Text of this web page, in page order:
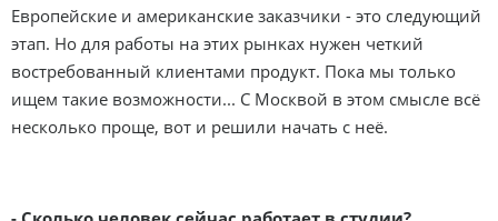
Европейские и американские заказчики - это следующий
этап. Но для работы на этих рынках нужен четкий
востребованный клиентами продукт. Пока мы только
ищем такие возможности... С Москвой в этом смысле всё
несколько проще, вот и решили начать с неё.